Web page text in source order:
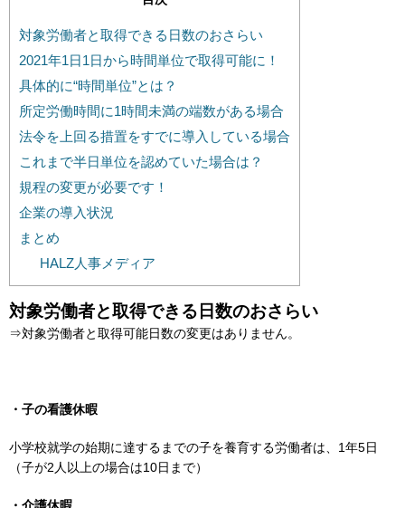
対象労働者と取得できる日数のおさらい
2021年1日1日から時間単位で取得可能に！
具体的に“時間単位”とは？
所定労働時間に1時間未満の端数がある場合
法令を上回る措置をすでに導入している場合
これまで半日単位を認めていた場合は？
規程の変更が必要です！
企業の導入状況
まとめ
HALZ人事メディア
対象労働者と取得できる日数のおさらい
⇒対象労働者と取得可能日数の変更はありません。
・子の看護休暇
小学校就学の始期に達するまでの子を養育する労働者は、1年5日
（子が2人以上の場合は10日まで）